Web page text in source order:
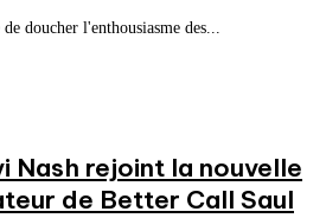
doucher l'enthousiasme des...
Nash rejoint la nouvelle
de Better Call Saul